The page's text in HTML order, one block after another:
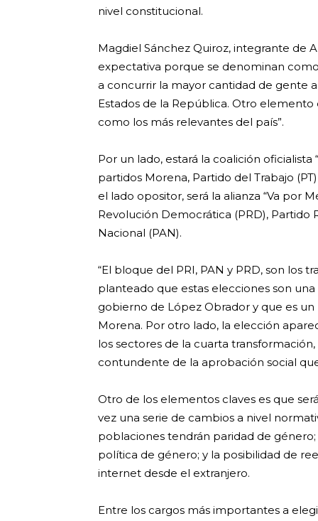
nivel constitucional.
Magdiel Sánchez Quiroz, integrante de
expectativa porque se denominan
a concurrir la mayor cantidad de gente
Estados de la República. Otro
como los más relevantes del país”.
Por un lado, estará la coalición
partidos Morena, Partido del Trabajo
el lado opositor, será la alianza “Va por
Revolución Democrática (PRD), Partido
Nacional (PAN).
“El bloque del PRI, PAN y PRD, son los
planteado que estas elecciones son
gobierno de López Obrador y que es
Morena. Por otro lado, la elección
los sectores de la cuarta
contundente de la aprobación social
Otro de los elementos claves es que
vez una serie de cambios a nivel
poblaciones tendrán paridad de
política de género; y la posibilidad de
internet desde el extranjero.
Entre los cargos más importantes a